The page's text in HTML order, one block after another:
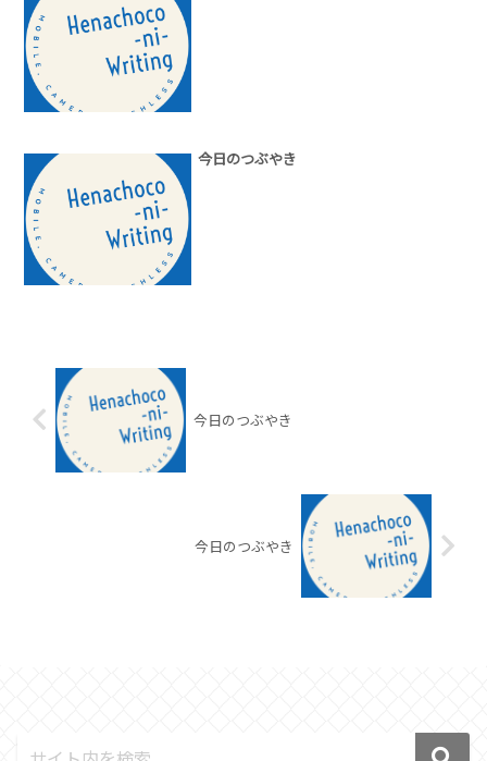
今日のつぶやき
今日のつぶやき
今日のつぶやき